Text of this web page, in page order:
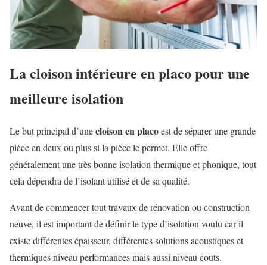
La cloison intérieure en placo pour une
meilleure isolation
Le but principal d’unecloison en placoest de séparer une grande
pièce en deux ou plus si la pièce le permet. Elle offre
généralement une très bonne isolation thermique et phonique, tout
cela dépendra de l’isolant utilisé et de sa qualité.
Avant de commencer tout travaux de rénovation ou construction
neuve, il est important de définir le type d’isolation voulu car il
existe différentes épaisseur, différentes solutions acoustiques et
thermiques niveau performances mais aussi niveau couts.